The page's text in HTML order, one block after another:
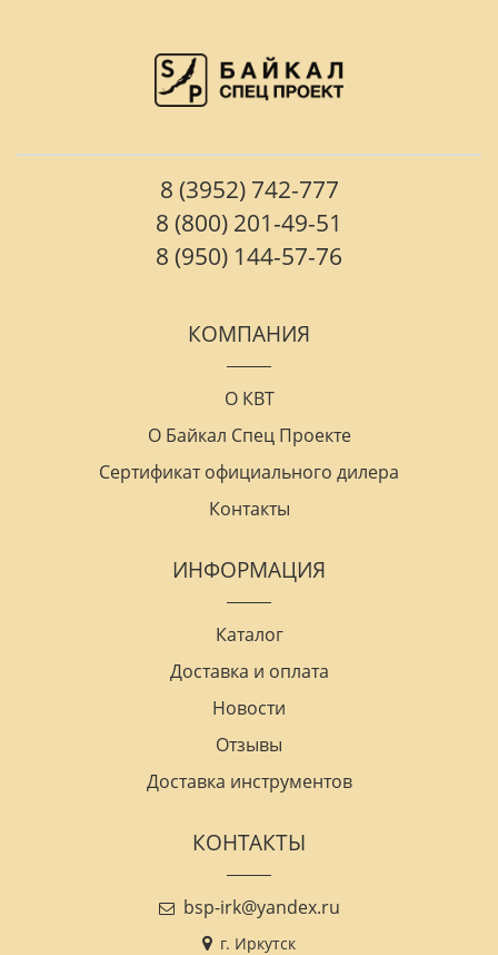
8 (3952) 742-777
8 (800) 201-49-51
8 (950) 144-57-76
КОМПАНИЯ
О КВТ
О Байкал Спец Проекте
Сертификат официального дилера
Контакты
ИНФОРМАЦИЯ
Каталог
Доставка и оплата
Новости
Отзывы
Доставка инструментов
КОНТАКТЫ
bsp-irk@yandex.ru
г. Иркутск